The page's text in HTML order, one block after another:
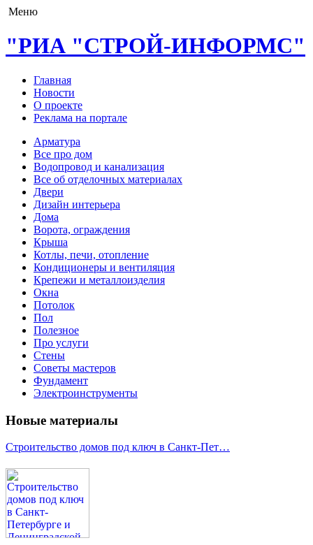
Меню
"РИА "СТРОЙ-ИНФОРМС"
Главная
Новости
О проекте
Реклама на портале
Арматура
Все про дом
Водопровод и канализация
Все об отделочных материалах
Двери
Дизайн интерьера
Дома
Ворота, ограждения
Крыша
Котлы, печи, отопление
Кондиционеры и вентиляция
Крепежи и металлоизделия
Окна
Потолок
Пол
Полезное
Про услуги
Стены
Советы мастеров
Фундамент
Электроинструменты
Новые материалы
Строительство домов под ключ в Санкт-Пет…